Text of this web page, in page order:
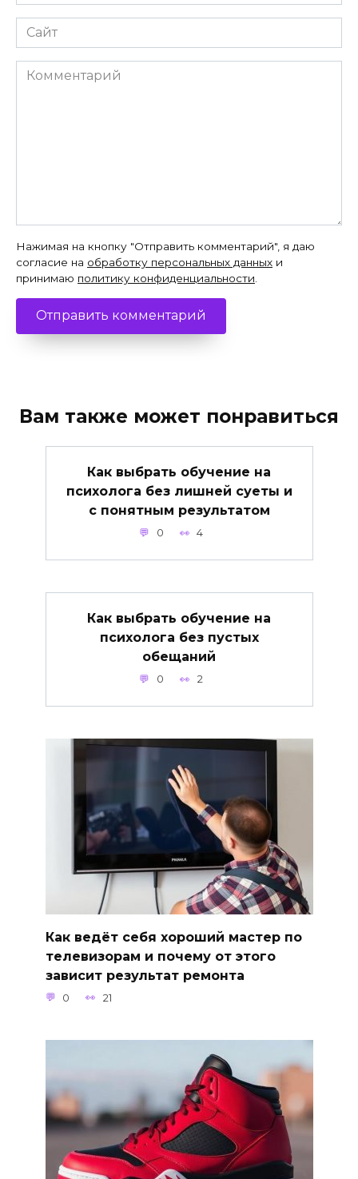
Сайт
Комментарий
Нажимая на кнопку "Отправить комментарий", я даю
согласие на обработку персональных данных и
принимаю политику конфиденциальности
Вам также может понравиться
Как выбрать обучение на
психолога без лишней суеты и
с понятным результатом
0 4
Как выбрать обучение на
психолога без пустых
обещаний
0 2
Как ведёт себя хороший мастер по
телевизорам и почему от этого
зависит результат ремонта
0 21